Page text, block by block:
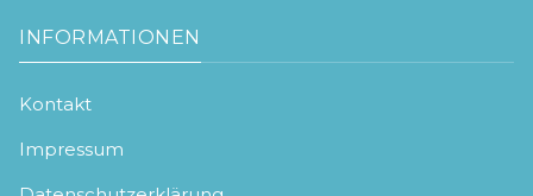
INFORMATIONEN
Kontakt
Impressum